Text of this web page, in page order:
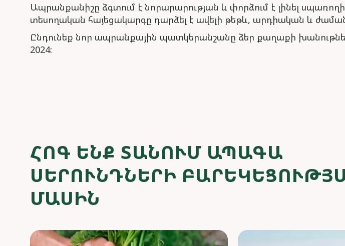
Ապրանքանիշը ձգտում է նորարարության և փորձում է լինել
տեսողական հայեցակարգը դարձել է ավելի թեթև, արդիական և
Ընդունեք նոր ապրանքային պատկերանշանը ձեր քաղաքի
2024:
ՀՈԳ ԵՆՔ ՏԱՆՈՒՄ ԱՊԱԳԱ
ՍԵՐՈՒՆԴՆԵՐԻ
ՄԱՍԻՆ